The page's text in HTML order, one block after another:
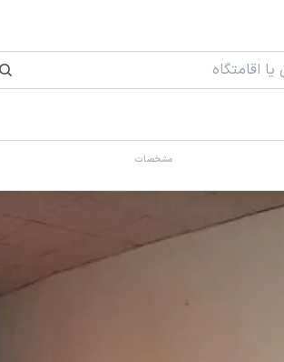
مشخصات